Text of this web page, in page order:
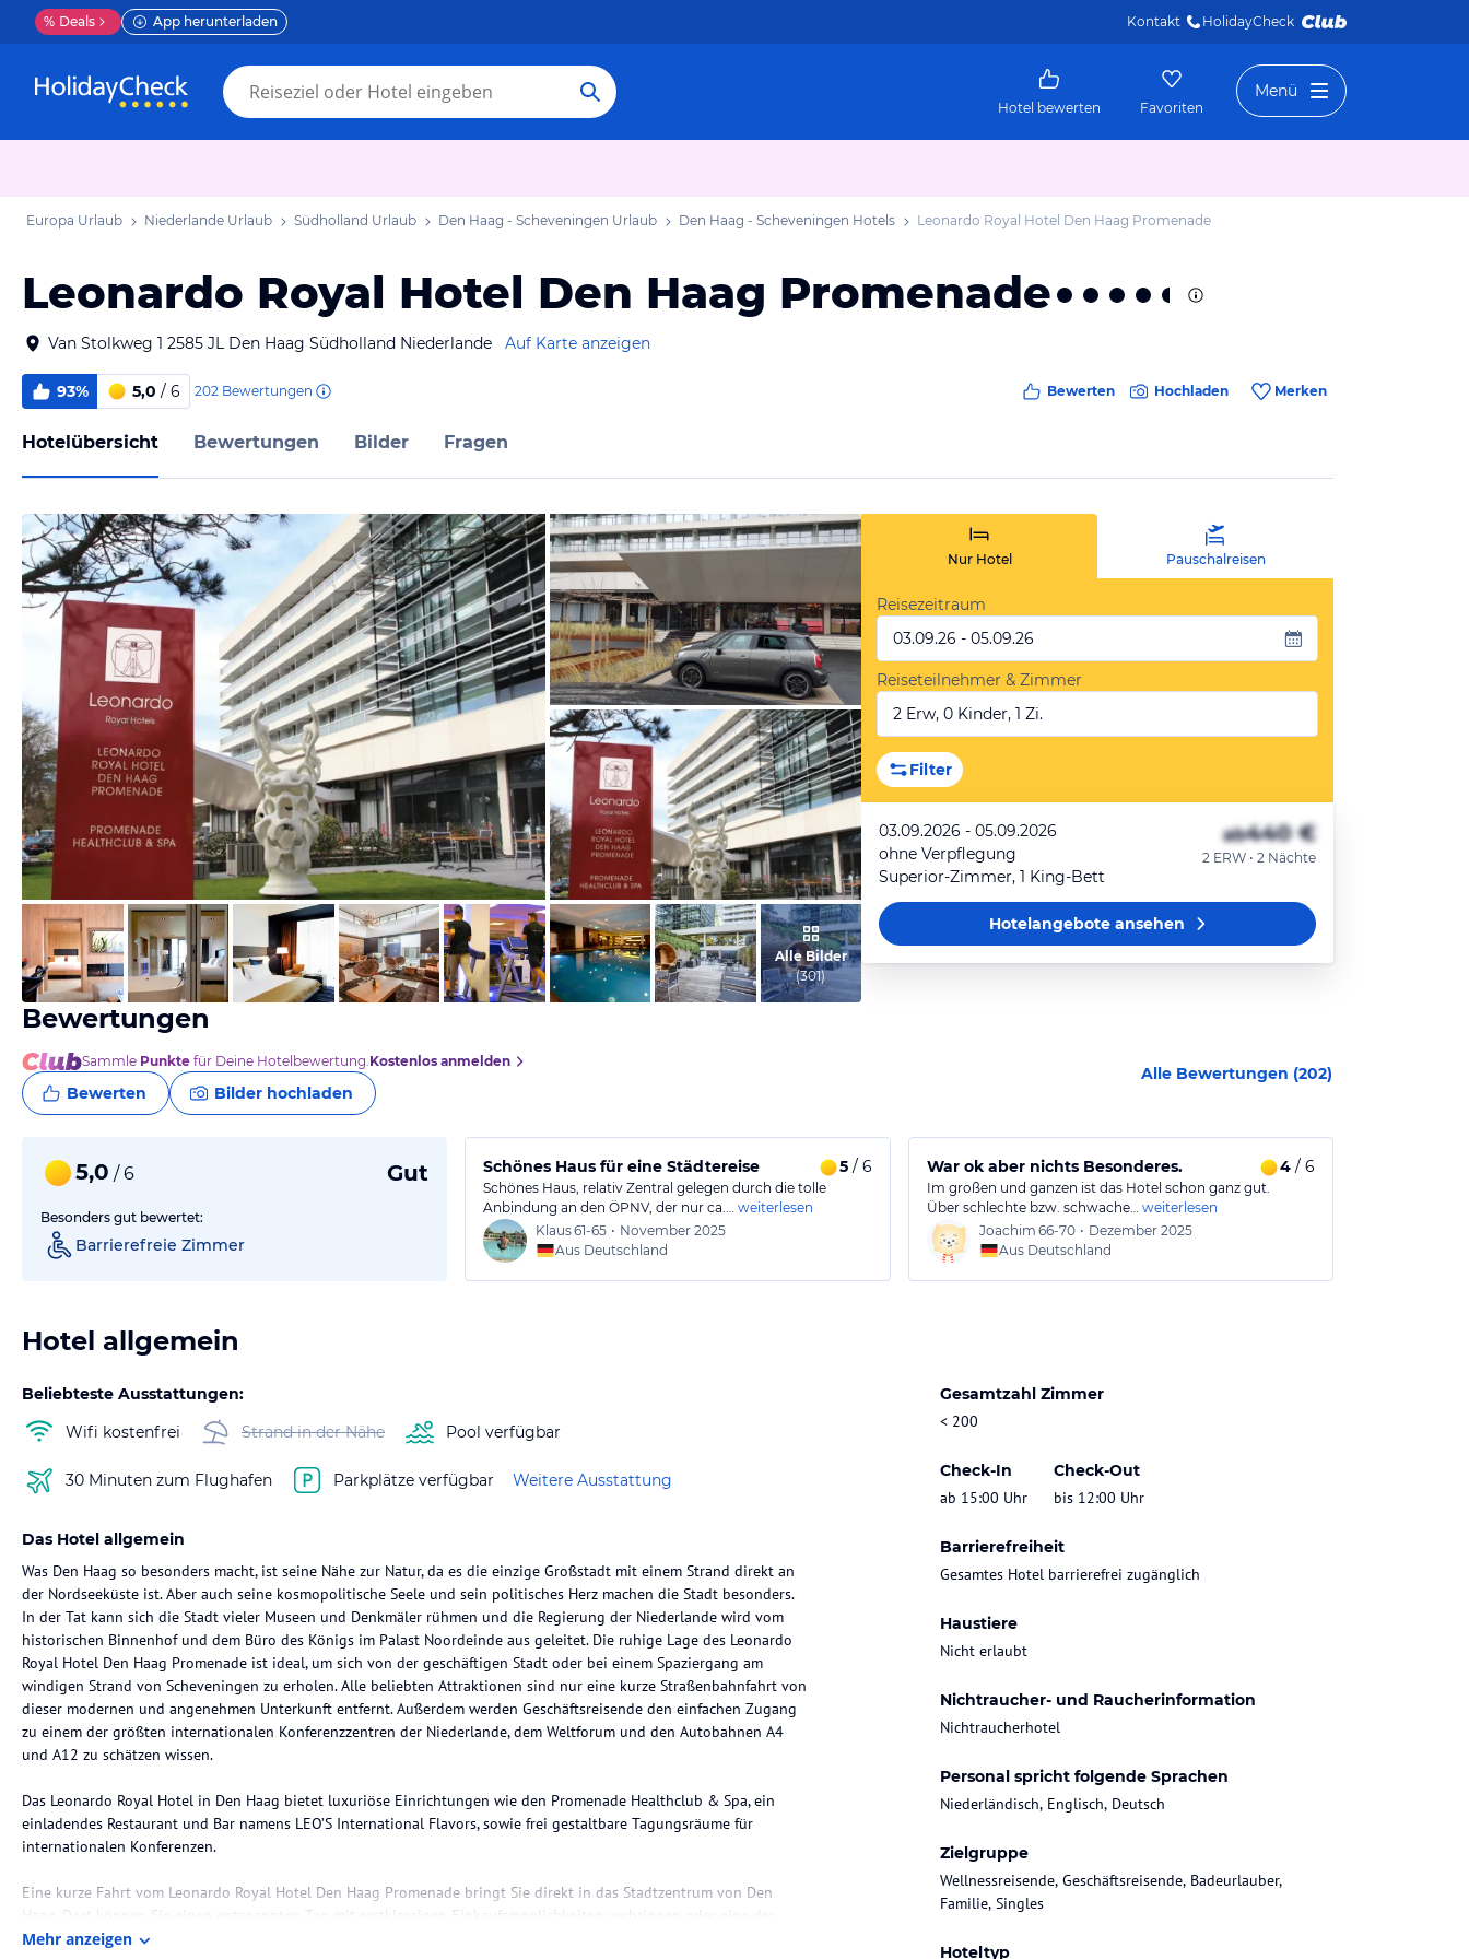
% Deals App herunterladen Kontakt HolidayCheck
Hotel bewerten Favoriten
Menü
Europa Urlaub Niederlande Urlaub Südholland Urlaub Den Haag - Scheveningen Urlaub Den Haag - Scheveningen Hotels Leonardo Royal Hotel Den Haag Promenade
Leonardo Royal Hotel Den Haag Promenade
Van Stolkweg 1 2585 JL Den Haag Südholland Niederlande Auf Karte anzeigen
93% 5,0 / 6 202 Bewertungen Bewerten Hochladen Merken
Hotelübersicht Bewertungen Bilder Fragen
vom Hotelier, Juni 2022
von Marcel, Januar 2018
vom Hotelier, Juni 2022
Alle Bilder
(301)
Nur Hotel Pauschalreisen
Reisezeitraum
03.09.26 - 05.09.26
Reiseteilnehmer & Zimmer
2 Erw, 0 Kinder, 1 Zi.
Filter
03.09.2026 - 05.09.2026
ohne Verpflegung
Superior-Zimmer, 1 King-Bett
ab440 €
2 ERW • 2 Nächte
Hotelangeboteansehen
Bewertungen
Sammle Punkte für Deine Hotelbewertung.Kostenlos anmelden
Bewerten Bilder hochladen
Alle Bewertungen (202)
5,0 / 6 Gut
Besonders gut bewertet:
Barrierefreie Zimmer
Schönes Haus für eine Städtereise 5/ 6
Schönes Haus, relativ Zentral gelegen durch die tolle
Anbindung an den ÖPNV, der nur ca.… weiterlesen
Klaus61-65 • November 2025
Aus Deutschland
War ok aber nichts Besonderes. 4/ 6
Im großen und ganzen ist das Hotel schon ganz gut.
Über schlechte bzw. schwache… weiterlesen
Joachim 66-70 • Dezember 2025
Aus Deutschland
Hotel allgemein
Beliebteste Ausstattungen:
Wifi kostenfrei
Strand in der Nähe Pool verfügbar
30 Minuten zum Flughafen Parkplätze verfügbar Weitere Ausstattung
Gesamtzahl Zimmer
< 200
Check-In
ab 15:00 Uhr
Check-Out
bis 12:00 Uhr
Barrierefreiheit
Gesamtes Hotel barrierefrei zugänglich
Haustiere
Nicht erlaubt
Nichtraucher- und Raucherinformation
Nichtraucherhotel
Personal spricht folgende Sprachen
Niederländisch, Englisch, Deutsch
Zielgruppe
Wellnessreisende, Geschäftsreisende, Badeurlauber,
Familie, Singles
Hoteltyp
Das Hotel allgemein
Was Den Haag so besonders macht, ist seine Nähe zur Natur, da es die einzige Großstadt mit einem Strand direkt an
der Nordseeküste ist. Aber auch seine kosmopolitische Seele und sein politisches Herz machen die Stadt besonders.
In der Tat kann sich die Stadt vieler Museen und Denkmäler rühmen und die Regierung der Niederlande wird vom
historischen Binnenhof und dem Büro des Königs im Palast Noordeinde aus geleitet. Die ruhige Lage des Leonardo
Royal Hotel Den Haag Promenade ist ideal, um sich von der geschäftigen Stadt oder bei einem Spaziergang am
windigen Strand von Scheveningen zu erholen. Alle beliebten Attraktionen sind nur eine kurze Straßenbahnfahrt von
dieser modernen und angenehmen Unterkunft entfernt. Außerdem werden Geschäftsreisende den einfachen Zugang
zu einem der größten internationalen Konferenzzentren der Niederlande, dem Weltforum und den Autobahnen A4
und A12 zu schätzen wissen.
Das Leonardo Royal Hotel in Den Haag bietet luxuriöse Einrichtungen wie den Promenade Healthclub & Spa, ein
einladendes Restaurant und Bar namens LEO’S International Flavors, sowie frei gestaltbare Tagungsräume für
internationalen Konferenzen.
Eine kurze Fahrt vom Leonardo Royal Hotel Den Haag Promenade bringt Sie direkt in das Stadtzentrum von Den
Haag. Dort können Sie einen entspannten Tag mit erstklassigen Einkaufsmöglichkeiten verbringen oder eine der
Weltklasse-Attraktionen wie das Mauritshuis-Museum, Madurodam, den Binnenhof, den Ridderzaal, den
Mehr anzeigen